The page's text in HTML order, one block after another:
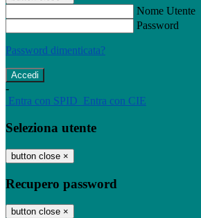
Nome Utente
Password
Password dimenticata?
-
Entra con SPID Entra con CIE
Seleziona utente
button close ×
Recupero password
button close ×